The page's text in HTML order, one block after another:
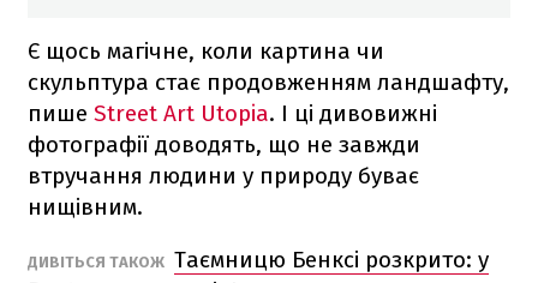
Є щось магічне, коли картина чи
скульптура стає продовженням ландшафту,
пише Street Art Utopia. І ці дивовижні
фотографії доводять, що не завжди
втручання людини у природу буває
нищівним.
ДИВІТЬСЯ ТАКОЖ Таємницю Бенксі розкрито: у